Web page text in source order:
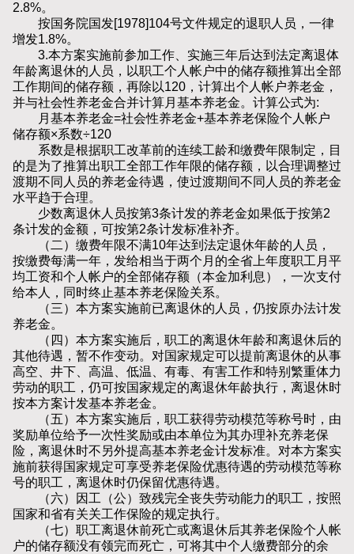
2.8%。
按国务院国发[1978]104号文件规定的退职人员，一律
增发1.8%。
3.本方案实施前参加工作、实施三年后达到法定离退体
年龄离退休的人员，以职工个人帐户中的储存额推算出全部
工作期间的储存额，再除以120，计算出个人帐户养老金，
并与社会性养老金合并计算月基本养老金。计算公式为:
月基本养老金=社会性养老金+基本养老保险个人帐户
储存额×系数÷120
系数是根据职工改革前的连续工龄和缴费年限制定，目
的是为了推算出职工全部工作年限的储存额，以合理调整过
渡期不同人员的养老金待遇，使过渡期间不同人员的养老金
水平趋于合理。
少数离退休人员按第3条计发的养老金如果低于按第2
条计发的金额，可按第2条计发标准补齐。
（二）缴费年限不满10年达到法定退休年龄的人员，
按缴费每满一年，发给相当于两个月的全省上年度职工月平
均工资和个人帐户的全部储存额（本金加利息），一次支付
给本人，同时终止基本养老保险关系。
（三）本方案实施前已离退休的人员，仍按原办法计发
养老金。
（四）本方案实施后，职工的离退休年龄和离退休后的
其他待遇，暂不作变动。对国家规定可以提前离退休的从事
高空、井下、高温、低温、有毒、有害工作和特别繁重体力
劳动的职工，仍可按国家规定的离退休年龄执行，离退休时
按本方案计发基本养老金。
（五）本方案实施后，职工获得劳动模范等称号时，由
奖励单位给予一次性奖励或由本单位为其办理补充养老保
险，离退休时不另外提高基本养老金计发标准。对本方案实
施前获得国家规定可享受养老保险优惠待遇的劳动模范等称
号的职工，离退休时仍保留优惠待遇。
（六）因工（公）致残完全丧失劳动能力的职工，按照
国家和省有关关工作保险的规定执行。
（七）职工离退休前死亡或离退休后其养老保险个人帐
户的储存额没有领完而死亡，可将其中个人缴费部分的余